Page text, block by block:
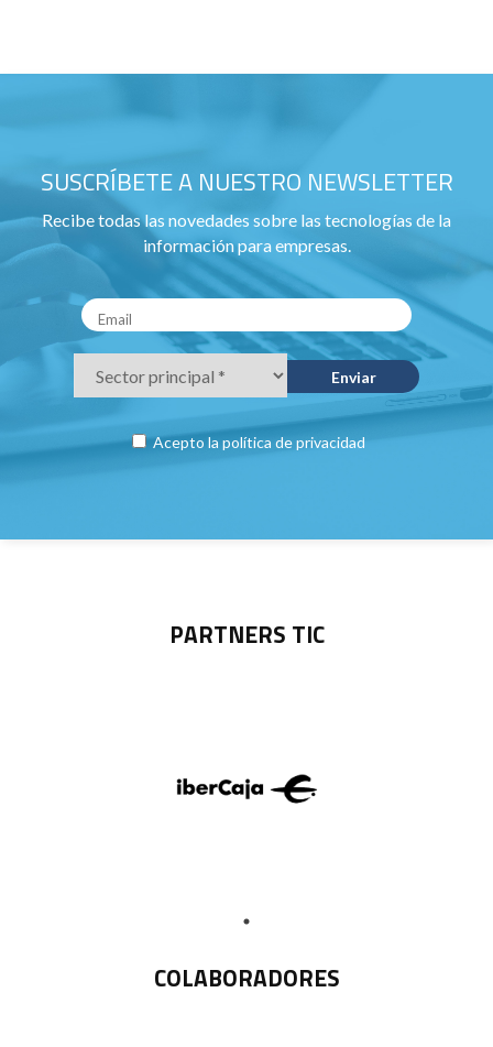
SUSCRÍBETE A NUESTRO NEWSLETTER
Recibe todas las novedades sobre las tecnologías de la
información para empresas.
Acepto la política de privacidad
PARTNERS TIC
COLABORADORES